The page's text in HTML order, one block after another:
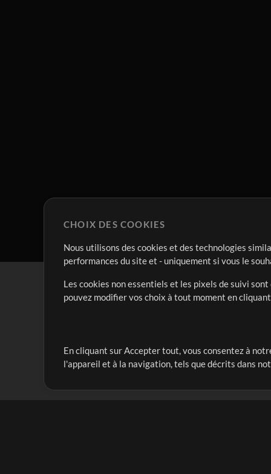
Notre mission est de servir les responsables de
créant des ressources qui leur permettent
CHOIX DES COOKIES
Nous utilisons des cookies et des technologies
performances du site et - uniquement si vous le
Les cookies non essentiels et les pixels de suivi
pouvez modifier vos choix à tout moment en
En cliquant sur Accepter tout, vous consentez à
l'appareil et à la navigation, tels que décrits dans